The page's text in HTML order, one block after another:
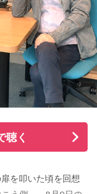
子どもの頃の純粋
が届けられまし
のタイムフリーで
芸高等学校（現：
ザイン教育研究所
ング」に持ち込み
審査委員賞（わ
第15回MANGA
ジジジイ-GGG-』
弟』連載開始。同作
文化賞読者賞を受
聴く
を叩いた頃を回想